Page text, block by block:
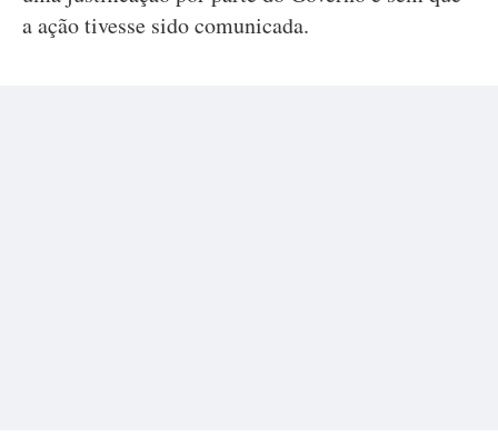
a ação tivesse sido comunicada.